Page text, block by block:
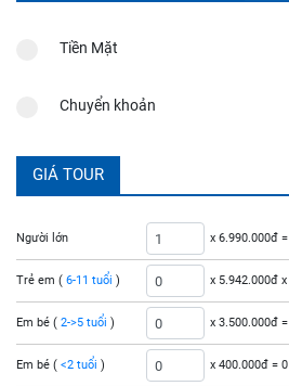
Tiền Mặt
Chuyển khoản
GIÁ TOUR
Người lớn
Trẻ em ( 6-11 tuổi )
Em bé ( 2->5 tuổi )
Em bé ( <2 tuổi )
x 6.990.000đ =
x 5.942.000đ x
x 3.500.000đ =
x 400.000đ = 0